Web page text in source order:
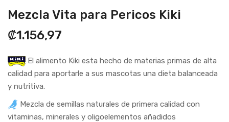
Mezcla Vita para Pericos Kiki
₡1.156,97
El alimento Kiki esta hecho de materias primas de alta
calidad para aportarle a sus mascotas una dieta balanceada
y nutritiva.
Mezcla de semillas naturales de primera calidad con
vitaminas, minerales y oligoelementos añadidos